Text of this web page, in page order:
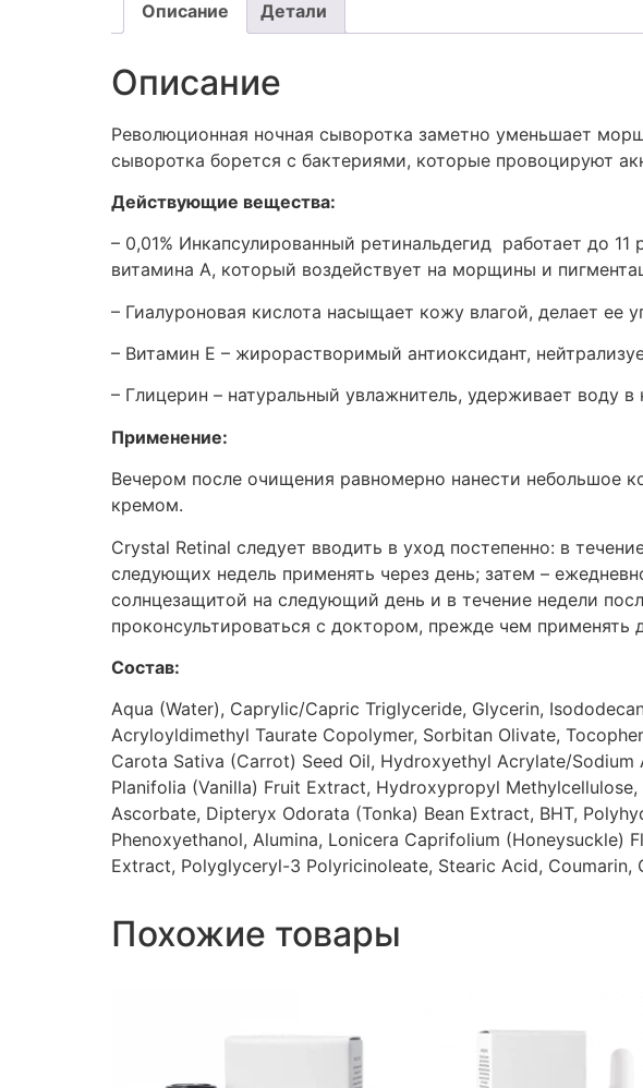
Описание Детали
Описание
Революционная ночная сыворотка заметно уменьшает
сыворотка борется с бактериями, которые провоцируют
Действующие вещества:
– 0,01% Инкапсулированный ретинальдегид работает до
витамина А, который воздействует на морщины и
– Гиалуроновая кислота насыщает кожу влагой, делает ее
– Витамин Е – жирорастворимый антиоксидант,
– Глицерин – натуральный увлажнитель, удерживает воду
Применение:
Вечером после очищения равномерно нанести небольшое
кремом.
Crystal Retinal следует вводить в уход постепенно: в
следующих недель применять через день; затем –
солнцезащитой на следующий день и в течение недели
проконсультироваться с доктором, прежде чем применять
Состав:
Aqua (Water), Caprylic/Capric Triglyceride, Glycerin,
Acryloyldimethyl Taurate Copolymer, Sorbitan Olivate,
Carota Sativa (Carrot) Seed Oil, Hydroxyethyl Acrylate/
Planifolia (Vanilla) Fruit Extract, Hydroxypropyl
Ascorbate, Dipteryx Odorata (Tonka) Bean Extract, BHT,
Phenoxyethanol, Alumina, Lonicera Caprifolium
Extract, Polyglyceryl-3 Polyricinoleate, Stearic Acid, Coumarin,
Похожие товары